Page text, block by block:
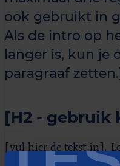
ook gebruikt in
Als de intro op
langer is, kun je
paragraaf zetten.]
[H2 - gebruik
[vul hier de tekst in].